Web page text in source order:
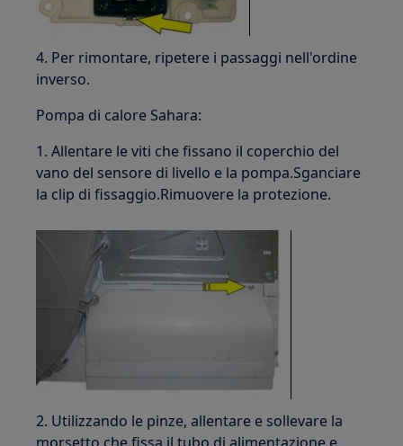
4. Per rimontare, ripetere i passaggi nell'ordine
inverso.
Pompa di calore Sahara:
1. Allentare le viti che fissano il coperchio del
vano del sensore di livello e la pompa.Sganciare
la clip di fissaggio.Rimuovere la protezione.
2. Utilizzando le pinze, allentare e sollevare la